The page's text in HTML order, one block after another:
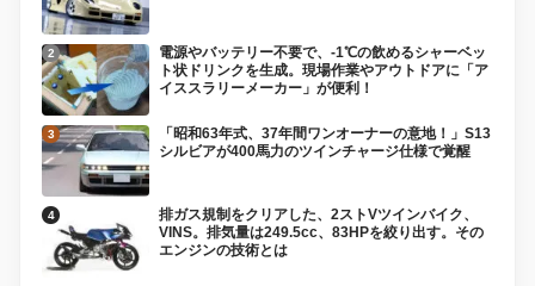
電源やバッテリー不要で、-1℃の飲めるシャーベッ
ト状ドリンクを生成。現場作業やアウトドアに「ア
イススラリーメーカー」が便利！
「昭和63年式、37年間ワンオーナーの意地！」S13
シルビアが400馬力のツインチャージ仕様で覚醒
排ガス規制をクリアした、2ストVツインバイク、
VINS。排気量は249.5cc、83HPを絞り出す。その
エンジンの技術とは